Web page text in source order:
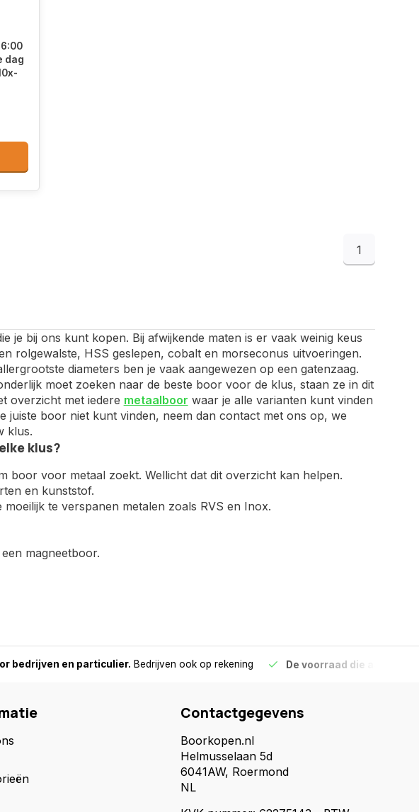
dag
1
je bij ons kunt kopen. Bij afwijkende maten is er vaak weinig keus
rolgewalste, HSS geslepen, cobalt en morseconus uitvoeringen.
diameters ben je vaak aangewezen op een gatenzaag.
moet zoeken naar de beste boor voor de klus, staan ze in dit
overzicht met iedere metaalboor waar je alle varianten kunt vinden
juiste boor niet kunt vinden, neem dan contact met ons op, we
klus.
klus?
boor voor metaal zoekt. Wellicht dat dit overzicht kan helpen.
en kunststof.
te verspanen metalen zoals RVS en Inox.
magneetboor.
bedrijven en particulier. Bedrijven ook op rekening De voorraad die
Contactgegevens
Boorkopen.nl
Helmusselaan 5d
6041AW, Roermond
NL